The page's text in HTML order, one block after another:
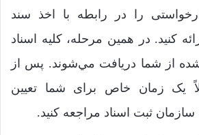
را در رابطه با اخذ سند
کنید. در همین مرحله، کلیه اسناد
از شما دریافت مي‌شوند. پس از
یک زمان خاص برای شما تعیین
سازمان ثبت اسناد مراجعه کنید.